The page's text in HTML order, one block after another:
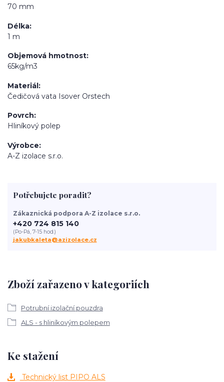
70 mm
Délka
1 m
Objemová hmotnost
65kg/m3
Materiál
Čedičová vata Isover Orstech
Povrch
Hliníkový polep
Výrobce
A-Z izolace s.r.o.
Zboží zařazeno v kategoriích
Potrubní izolační pouzdra
ALS - s hliníkovým polepem
Potřebujete poradit?
Zákaznická podpora A-Z izolace s.r.o.
+420 724 815 140
(Po-Pá, 7-15 hod.)
jakubkaleta@azizolace.cz
Ke stažení
Technický list PIPO ALS